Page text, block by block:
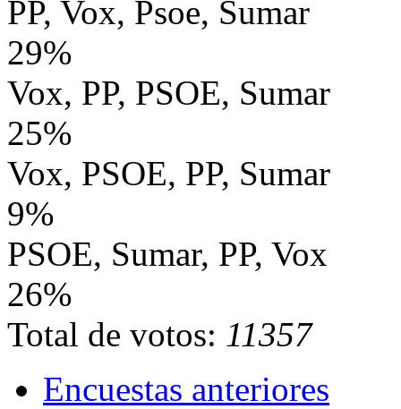
PP, Vox, Psoe, Sumar
29%
Vox, PP, PSOE, Sumar
25%
Vox, PSOE, PP, Sumar
9%
PSOE, Sumar, PP, Vox
26%
Total de votos: 11357
Encuestas anteriores